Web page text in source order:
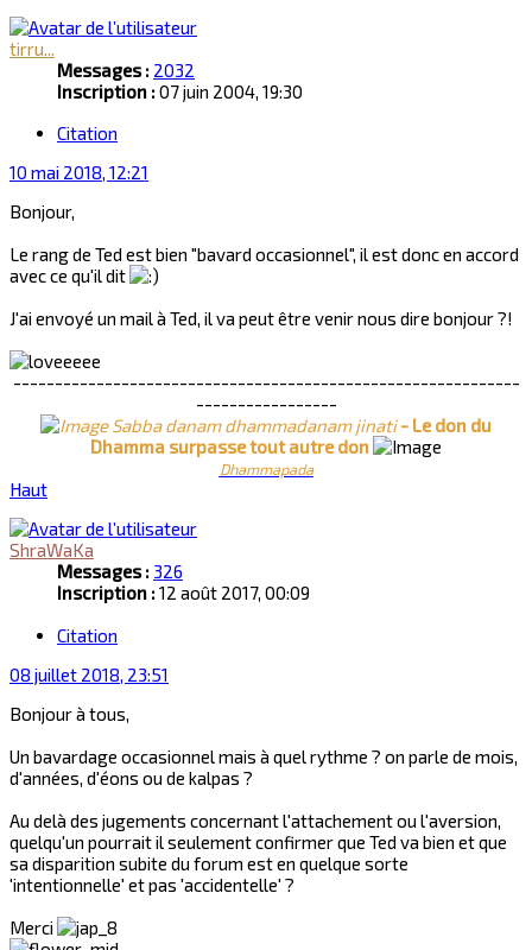
tirru...
Messages : 2032
Inscription :07 juin 2004, 19:30
Citation
10 mai 2018, 12:21
Bonjour,
Le rang de Ted est bien "bavard occasionnel", il est donc en accord
avec ce qu'il dit
J'ai envoyé un mail à Ted, il va peut être venir nous dire bonjour ?!
-------------------------------------------------------------
-----------------
Sabba danam dhammadanam jinati - Le don du
Dhamma surpasse tout autre don
Dhammapada
Haut
ShraWaKa
Messages : 326
Inscription :12 août 2017, 00:09
Citation
08 juillet 2018, 23:51
Bonjour à tous,
Un bavardage occasionnel mais à quel rythme ? on parle de mois,
d'années, d'éons ou de kalpas ?
Au delà des jugements concernant l'attachement ou l'aversion,
quelqu'un pourrait il seulement confirmer que Ted va bien et que
sa disparition subite du forum est en quelque sorte
'intentionnelle' et pas 'accidentelle' ?
Merci